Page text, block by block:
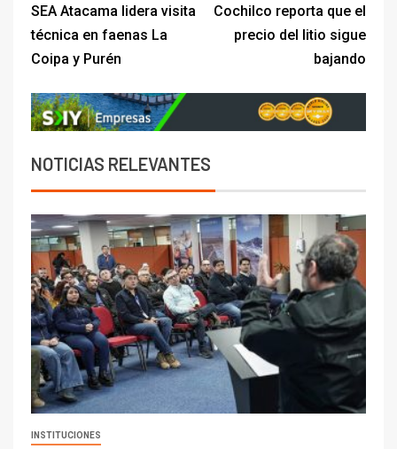
SEA Atacama lidera visita
técnica en faenas La
Coipa y Purén
Cochilco reporta que el
precio del litio sigue
bajando
NOTICIAS RELEVANTES
INSTITUCIONES